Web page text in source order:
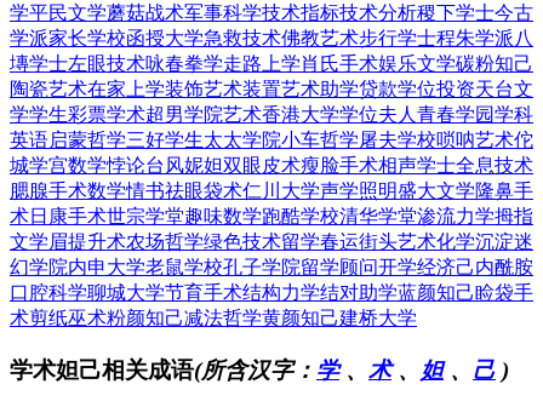
学平民文学蘑菇战术军事科学技术指标技术分析稷下学士今古
学派家长学校函授大学急救技术佛教艺术步行学士程朱学派八
塼学士左眼技术咏春拳学走路上学肖氏手术娱乐文学碳粉知己
陶瓷艺术在家上学装饰艺术装置艺术助学贷款学位投资天台文
学学生彩票学术超男学院艺术香港大学学位夫人 青春学园学科
英语启蒙哲学三好学生太太学院小车哲学屠夫学校唢呐艺术佗
城学宫数学悖论台风妮妲双眼皮术瘦脸手术相声学士全息技术
腮腺手术数学情书祛眼袋术仁川大学声学照明盛大文学隆鼻手
术日康手术世宗学堂趣味数学跑酷学校清华学堂渗流力学拇指
文学眉提升术农场哲学绿色技术留学春运街头艺术化学沉淀迷
幻学院内申大学老鼠学校孔子学院留学顾问开学经济己内酰胺
口腔科学聊城大学节育手术结构力学结对助学蓝颜知己睑袋手
术剪纸巫术粉颜知己减法哲学黄颜知己建桥大学
学术妲己相关成语(所含汉字： 学、 术、 妲、 己 )